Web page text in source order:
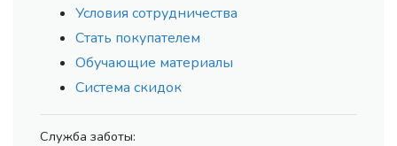
Условия сотрудничества
Стать покупателем
Обучающие материалы
Система скидок
Служба заботы: